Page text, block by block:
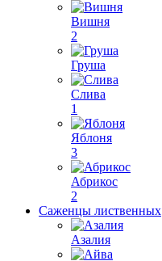
Вишня
2
Груша
Слива
1
Яблоня
3
Абрикос
2
Саженцы лиственных
Азалия